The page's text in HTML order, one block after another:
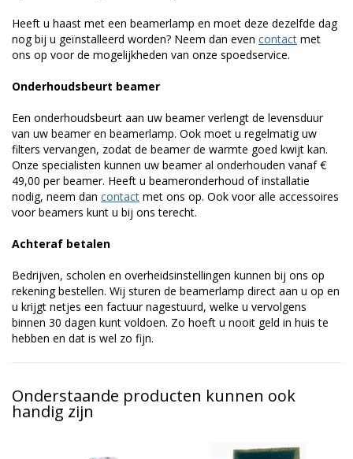
Heeft u haast met een beamerlamp en moet deze dezelfde dag
nog bij u geïnstalleerd worden? Neem dan even contact met
ons op voor de mogelijkheden van onze spoedservice.
Onderhoudsbeurt beamer
Een onderhoudsbeurt aan uw beamer verlengt de levensduur
van uw beamer en beamerlamp. Ook moet u regelmatig uw
filters vervangen, zodat de beamer de warmte goed kwijt kan.
Onze specialisten kunnen uw beamer al onderhouden vanaf €
49,00 per beamer. Heeft u beameronderhoud of installatie
nodig, neem dan contact met ons op. Ook voor alle accessoires
voor beamers kunt u bij ons terecht.
Achteraf betalen
Bedrijven, scholen en overheidsinstellingen kunnen bij ons op
rekening bestellen. Wij sturen de beamerlamp direct aan u op en
u krijgt netjes een factuur nagestuurd, welke u vervolgens
binnen 30 dagen kunt voldoen. Zo hoeft u nooit geld in huis te
hebben en dat is wel zo fijn.
Onderstaande producten kunnen ook
handig zijn